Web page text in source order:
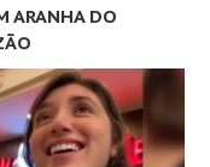
ARANHA DO